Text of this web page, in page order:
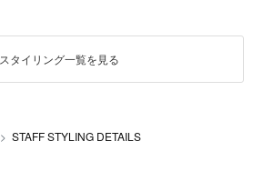
スタイリング一覧を見る
STAFF STYLING DETAILS